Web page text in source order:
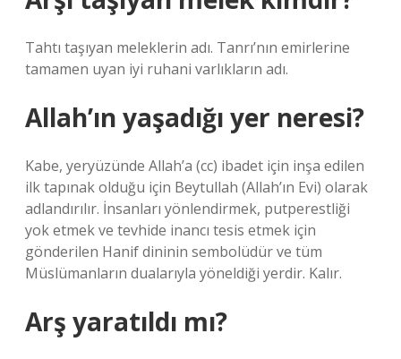
Tahtı taşıyan meleklerin adı. Tanrı’nın emirlerine
tamamen uyan iyi ruhani varlıkların adı.
Allah’ın yaşadığı yer neresi?
Kabe, yeryüzünde Allah’a (cc) ibadet için inşa edilen
ilk tapınak olduğu için Beytullah (Allah’ın Evi) olarak
adlandırılır. İnsanları yönlendirmek, putperestliği
yok etmek ve tevhide inancı tesis etmek için
gönderilen Hanif dininin sembolüdür ve tüm
Müslümanların dualarıyla yöneldiği yerdir. Kalır.
Arş yaratıldı mı?